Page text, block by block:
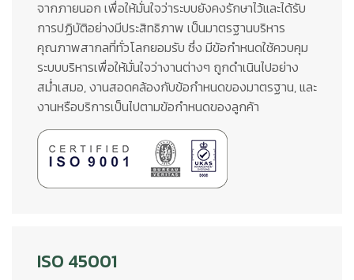
จากภายนอก เพื่อให้มั่นใจว่าระบบยังคงรักษาไว้และได้รับ
การปฏิบัติอย่างมีประสิทธิภาพ เป็นมาตรฐานบริหาร
คุณภาพสากลที่ทั่วโลกยอมรับ ซึ่ง มีข้อกำหนดใช้ควบคุม
ระบบบริหารเพื่อให้มั่นใจว่างานต่างๆ ถูกดำเนินไปอย่าง
สม่ำเสมอ, งานสอดคล้องกับข้อกำหนดของมาตรฐาน, และ
งานหรือบริการเป็นไปตามข้อกำหนดของลูกค้า
ISO 45001